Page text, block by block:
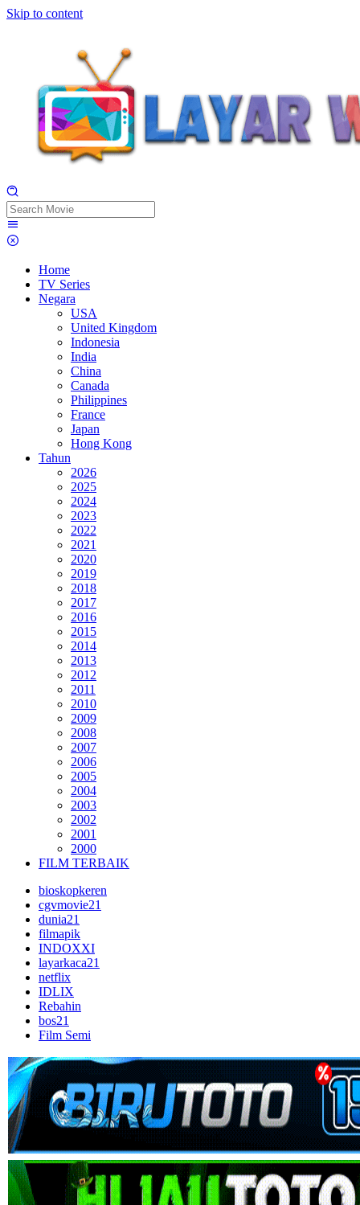
Skip to content
Home
TV Series
Negara
USA
United Kingdom
Indonesia
India
China
Canada
Philippines
France
Japan
Hong Kong
Tahun
2026
2025
2024
2023
2022
2021
2020
2019
2018
2017
2016
2015
2014
2013
2012
2011
2010
2009
2008
2007
2006
2005
2004
2003
2002
2001
2000
FILM TERBAIK
bioskopkeren
cgvmovie21
dunia21
filmapik
INDOXXI
layarkaca21
netflix
IDLIX
Rebahin
bos21
Film Semi